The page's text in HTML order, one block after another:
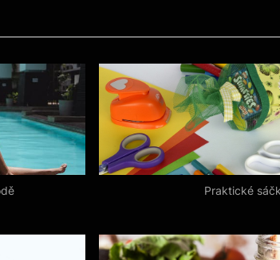
Praktické